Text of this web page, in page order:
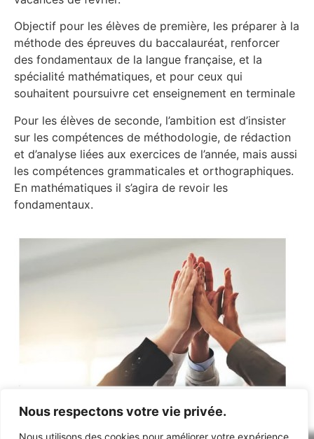
Nous respectons votre vie privée.
Nous utilisons des cookies pour améliorer votre expérience
Objectif pour les élèves de première, les préparer à la
méthode des épreuves du baccalauréat, renforcer
des fondamentaux de la langue française, et la
spécialité mathématiques, et pour ceux qui
souhaitent poursuivre cet enseignement en terminale
Pour les élèves de seconde, l’ambition est d’insister
sur les compétences de méthodologie, de rédaction
et d’analyse liées aux exercices de l’année, mais aussi
les compétences grammaticales et orthographiques.
En mathématiques il s’agira de revoir les
fondamentaux.